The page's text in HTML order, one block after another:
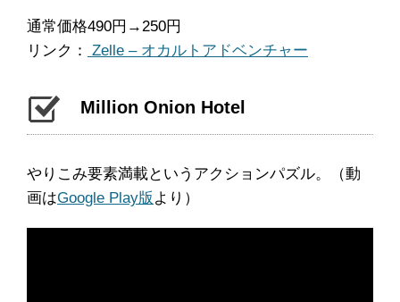
通常価格490円→250円
リンク：
Zelle – オカルトアドベンチャー
Million Onion Hotel
やりこみ要素満載というアクションパズル。（動
画はGoogle Play版 より）